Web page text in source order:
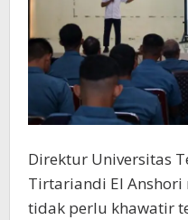
Direktur Universitas
Tirtariandi El
tidak perlu khawatir